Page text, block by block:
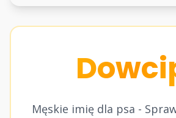
Męskie imię dla psa -